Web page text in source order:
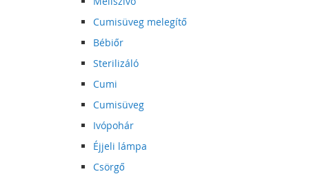
Cumisüveg melegítő
Bébiőr
Sterilizáló
Cumi
Cumisüveg
Ivópohár
Éjjeli lámpa
Csörgő